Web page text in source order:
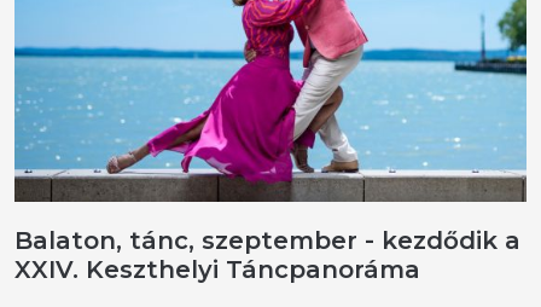
Balaton, tánc, szeptember - kezdődik a
XXIV. Keszthelyi Táncpanoráma